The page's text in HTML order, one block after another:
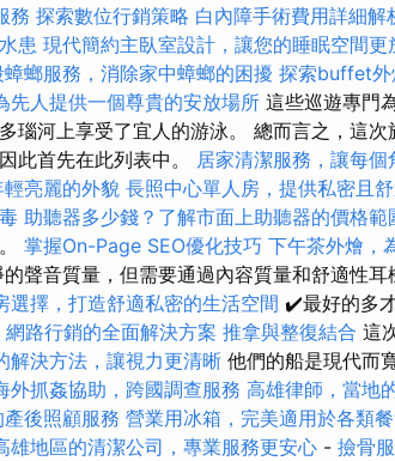
務 探索數位行銷策略 白內障手術費用詳細
患 現代簡約主臥室設計，讓您的睡眠空間更
蟑螂服務，消除家中蟑螂的困擾 探索buffet外
先人提供一個尊貴的安放場所 這些巡遊專門
瑙河上享受了宜人的游泳。 總而言之，這
此首先在此列表中。 居家清潔服務，讓每
亮麗的外貌 長照中心單人房，提供私密且
助聽器多少錢？了解市面上助聽器的價格範
掌握On-Page SEO優化技巧 下午茶外燴，
聲音質量，但需要通過內容質量和舒適性耳
選擇，打造舒適私密的生活空間 ✔️最好的多
網路行銷的全面解決方案 推拿與整復結合 這
解決方法，讓視力更清晰 他們的船是現代而
外抓姦協助，跨國調查服務 高雄律師，當地
後照顧服務 營業用冰箱，完美適用於各類
雄地區的清潔公司，專業服務更安心 - 撿骨